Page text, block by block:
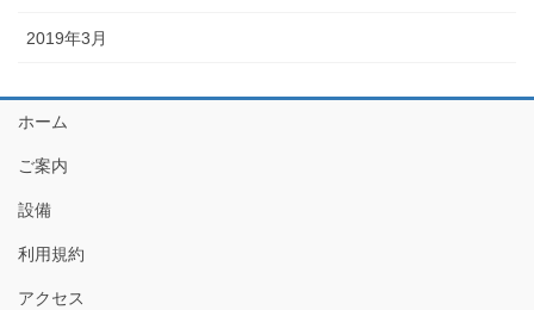
2019年3月
ホーム
ご案内
設備
利用規約
アクセス